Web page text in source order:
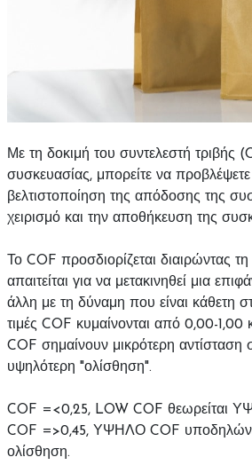
Με τη δοκιμή του συντελεστή τριβής
συσκευασίας, μπορείτε να
βελτιστοποίηση της απόδοσης της
χειρισμό και την αποθήκευση της
Το COF προσδιορίζεται διαιρώντας
απαιτείται για να μετακινηθεί μια
άλλη με τη δύναμη που είναι κάθετη
τιμές COF κυμαίνονται από 0,00-1,00
COF σημαίνουν μικρότερη αντίσταση
υψηλότερη "ολίσθηση".
COF =<0,25, LOW COF θεωρείται
COF =>0,45, ΥΨΗΛΟ COF
ολίσθηση.